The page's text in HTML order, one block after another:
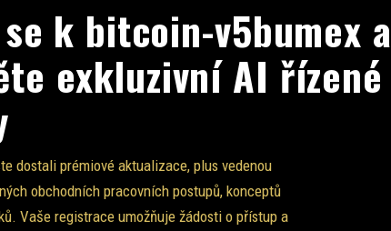
k bitcoin-v5bumex a
exkluzivní AI řízené
dostali prémiové aktualizace, plus vedenou
obchodních pracovních postupů, konceptů
Vaše registrace umožňuje žádosti o přístup a